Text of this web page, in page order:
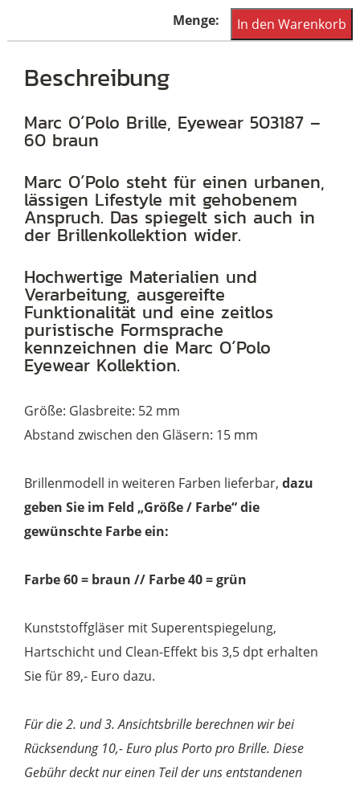
Marc
O
Eyewear
60
braun
Menge
In den Warenkorb
Beschreibung
Marc O´Polo Brille, Eyewear 503187 –
60 braun
Marc O´Polo steht für einen urbanen,
lässigen Lifestyle mit gehobenem
Anspruch. Das spiegelt sich auch in
der Brillenkollektion wider.
Hochwertige Materialien und
Verarbeitung, ausgereifte
Funktionalität und eine zeitlos
puristische Formsprache
kennzeichnen die Marc O´Polo
Eyewear Kollektion.
Größe: Glasbreite: 52 mm
Abstand zwischen den Gläsern: 15 mm
Brillenmodell in weiteren Farben lieferbar,dazu
geben Sie im Feld „Größe / Farbe“ die
gewünschte Farbe ein:
Farbe 60 = braun // Farbe 40 = grün
Kunststoffgläser mit Superentspiegelung,
Hartschicht und Clean-Effekt bis 3,5 dpt erhalten
Sie für 89,- Euro dazu.
Für die 2. und 3. Ansichtsbrille berechnen wir bei
Rücksendung 10,- Euro plus Porto pro Brille. Diese
Gebühr deckt nur einen Teil der uns entstandenen